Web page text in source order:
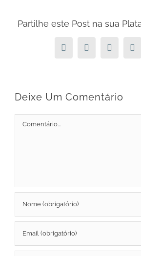
Partilhe este Post na sua
Facebook
X LinkedIn
Deixe Um Comentário
Comment